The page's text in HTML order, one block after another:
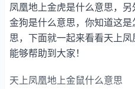
凤凰地上金虎是什么意思，
金狗是什么意思，你知道这
思，下面就一起来看看天上
能够帮助到大家！
天上凤凰地上金鼠什么意思